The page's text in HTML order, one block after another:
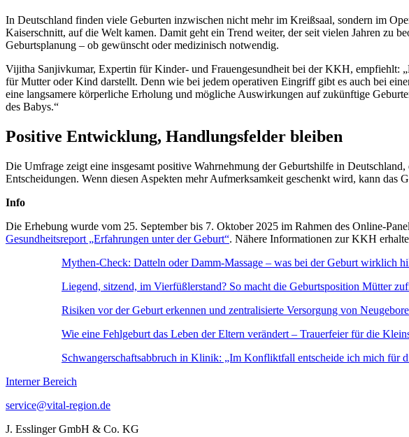
In Deutschland finden viele Geburten inzwischen nicht mehr im Kreißsaal, sondern im
Kaiserschnitt, auf die Welt kamen. Damit geht ein Trend weiter, der seit vielen Jahren zu
Geburtsplanung – ob gewünscht oder medizinisch notwendig.
Vijitha Sanjivkumar, Expertin für Kinder- und Frauengesundheit bei der KKH, empfiehlt:
für Mutter oder Kind darstellt. Denn wie bei jedem operativen Eingriff gibt es auch bei
eine langsamere körperliche Erholung und mögliche Auswirkungen auf zukünftige
des Babys.“
Positive Entwicklung, Handlungsfelder bleiben
Die Umfrage zeigt eine insgesamt positive Wahrnehmung der Geburtshilfe in
Entscheidungen. Wenn diesen Aspekten mehr Aufmerksamkeit geschenkt wird, kann das
Info
Die Erhebung wurde vom 25. September bis 7. Oktober 2025 im Rahmen des Online-
Gesundheitsreport „Erfahrungen unter der Geburt“. Nähere Informationen zur KKH
Mythen-Check: Datteln oder Damm-Massage – was bei der Geburt wirklich
Liegend, sitzend, im Vierfüßlerstand? So macht die Geburtsposition Mütter
Risiken vor der Geburt erkennen und zentralisierte Versorgung von
Wie eine Fehlgeburt das Leben der Eltern verändert – Trauerfeier für die
Schwangerschaftsabbruch in Klinik: „Im Konfliktfall entscheide ich mich für
Interner Bereich
service@vital-region.de
J. Esslinger GmbH & Co. KG